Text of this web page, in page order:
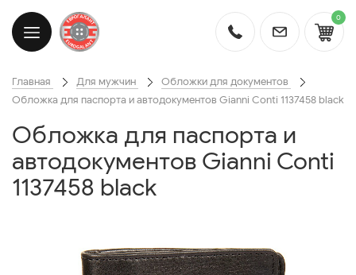
0
Главная Для мужчин
Обложки для документов
Обложка для паспорта и автодокументов Gianni Conti 1137458 black
Обложка для паспорта и
автодокументов Gianni Conti
1137458 black